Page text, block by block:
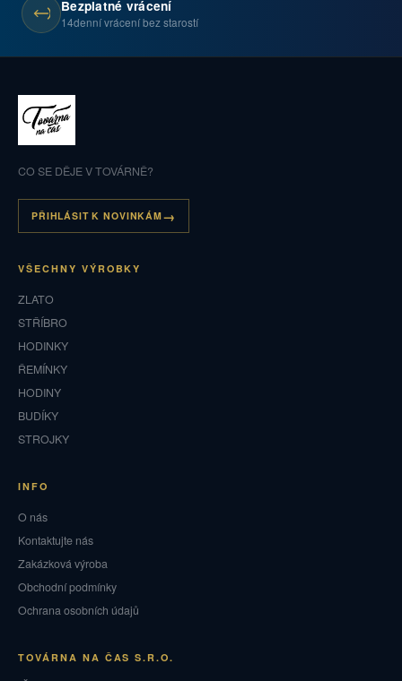
Bezplatné vrácení
14denní vrácení bez starostí
CO SE DĚJE V TOVÁRNĚ?
PŘIHLÁSIT K NOVINKÁM
VŠECHNY VÝROBKY
ZLATO
STŘÍBRO
HODINKY
ŘEMÍNKY
HODINY
BUDÍKY
STROJKY
INFO
O nás
Kontaktujte nás
Zakázková výroba
Obchodní podmínky
Ochrana osobních údajů
TOVÁRNA NA ČAS S.R.O.